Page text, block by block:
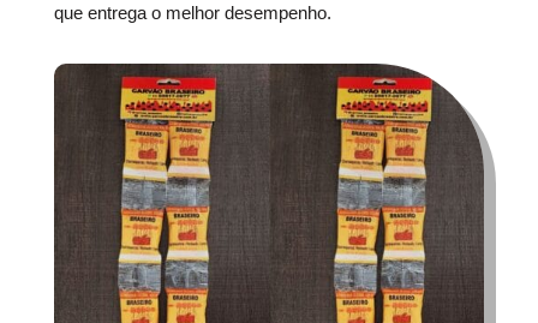
que entrega o melhor desempenho.